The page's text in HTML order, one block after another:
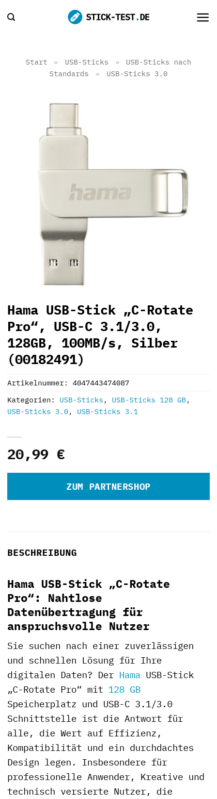
Inhalt
Start » USB-Sticks »
USB-Sticks nach
Standards
» USB-Sticks 3.0
Hama USB-Stick „C-Rotate
Pro“, USB-C 3.1/3.0,
128GB, 100MB/s, Silber
(00182491)
20,99 €
ZUM PARTNERSHOP
Artikelnummer: 4047443474087
Kategorien: USB-Sticks , USB-Sticks 128 GB ,
USB-Sticks 3.0, USB-Sticks 3.1
BESCHREIBUNG
Hama USB-Stick „C-Rotate
Pro“: Nahtlose
Datenübertragung für
anspruchsvolle Nutzer
Sie suchen nach einer zuverlässigen
und schnellen Lösung für Ihre
digitalen Daten? Der Hama USB-Stick
„C-Rotate Pro“ mit 128 GB
Speicherplatz und USB-C 3.1/3.0
Schnittstelle ist die Antwort für
alle, die Wert auf Effizienz,
Kompatibilität und ein durchdachtes
Design legen. Insbesondere für
professionelle Anwender, Kreative und
technisch versierte Nutzer, die